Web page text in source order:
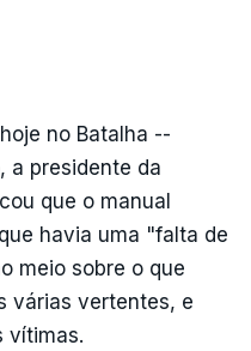
no Batalha --
a presidente da
que o manual
havia uma "falta de
meio sobre o que
várias vertentes, e
vítimas.